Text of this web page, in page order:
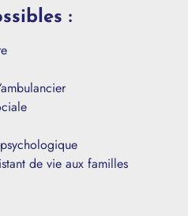
:
de vie aux familles